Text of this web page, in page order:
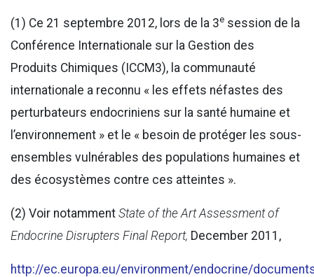
(1) Ce 21 septembre 2012, lors de la 3e session de la
Conférence Internationale sur la Gestion des
Produits Chimiques (ICCM3), la communauté
internationale a reconnu « les effets néfastes des
perturbateurs endocriniens sur la santé humaine et
l’environnement » et le « besoin de protéger les sous-
ensembles vulnérables des populations humaines et
des écosystèmes contre ces atteintes ».
(2) Voir notamment State of the Art Assessment of
Endocrine Disrupters Final Report, December 2011,
http://ec.europa.eu/environment/endocrine/